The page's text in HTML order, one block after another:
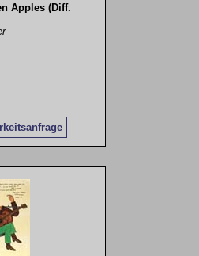
Apples (Diff.